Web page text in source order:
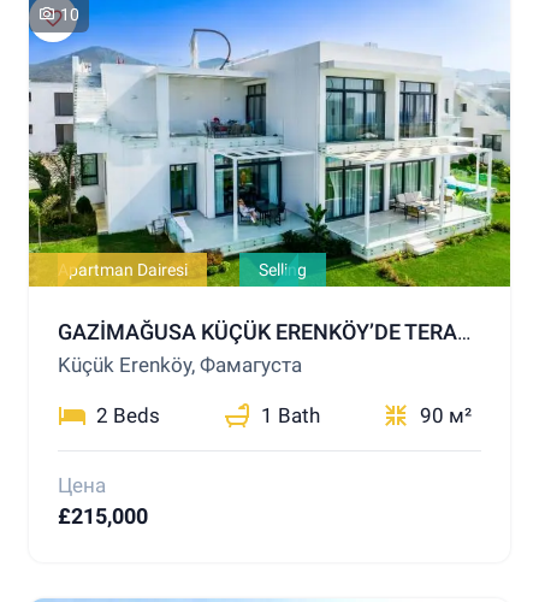
10
Apartman Dairesi Selling
GAZİMAĞUSA KÜÇÜK ERENKÖY’DE TERASLI, BAHÇELİ, 2+1 SATILIK DAİRE – LÜKS TESİS İMKANLARIYLA FERAH BİR YAŞAM
Küçük Erenköy, Фамагуста
2 Beds 1 Bath 90 м²
Цена
£215,000